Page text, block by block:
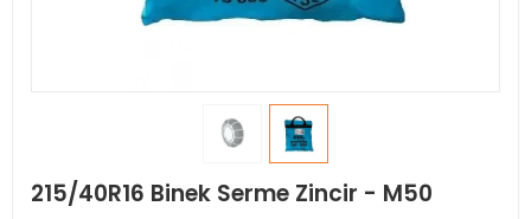
215/40R16 Binek Serme Zincir - M50